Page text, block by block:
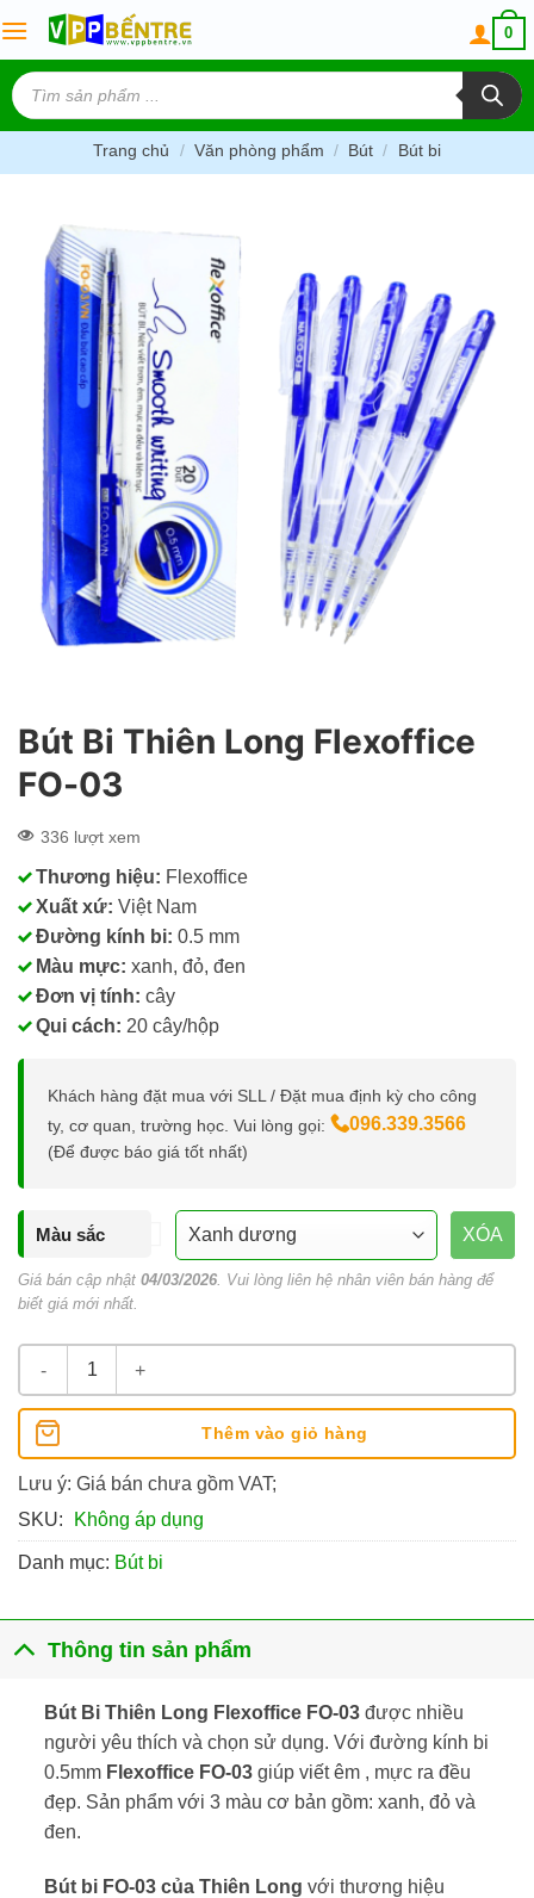
to
content
0
Tìm
kiếm
sản
phẩm
Trang chủ / Văn phòng phẩm / Bút / Bút bi
Bút Bi Thiên Long Flexoffice
FO-03
336 lượt xem
Thương hiệu: Flexoffice
Xuất xứ: Việt Nam
Đường kính bi: 0.5 mm
Màu mực: xanh, đỏ, đen
Đơn vị tính: cây
Qui cách: 20 cây/hộp
Khách hàng đặt mua với SLL / Đặt mua định kỳ cho công
ty, cơ quan, trường học. Vui lòng gọi:
096.339.3566
(Để được báo giá tốt nhất)
Màu sắc XÓA
Giá bán cập nhật 04/03/2026. Vui lòng liên hệ nhân viên bán hàng để
biết giá mới nhất.
Bút Bi Thiên Long Flexoffice FO-03 số lượng
Thêm vào giỏ hàng
Lưu ý: Giá bán chưa gồm VAT;
SKU:
Không áp dụng
Danh mục: Bút bi
Thông tin sản phẩm
Bút Bi Thiên Long Flexoffice FO-03được nhiều
người yêu thích và chọn sử dụng. Với đường kính bi
0.5mm Flexoffice FO-03giúp viết êm , mực ra đều
đẹp. Sản phẩm với 3 màu cơ bản gồm: xanh, đỏ và
đen.
Bút bi FO-03 của Thiên Long với thương hiệu